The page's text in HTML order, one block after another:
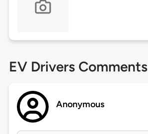
EV Drivers Comments
Anonymous